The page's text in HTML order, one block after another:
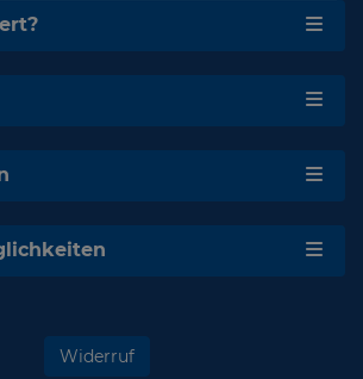
Widerruf